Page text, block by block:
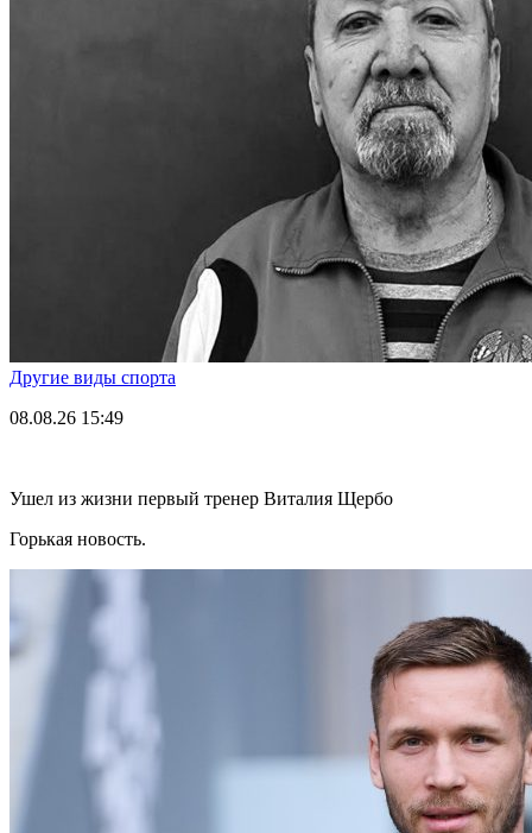
Другие виды спорта
08.08.26 15:49
Ушел из жизни первый тренер Виталия Щербо
Горькая новость.